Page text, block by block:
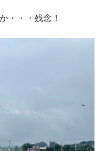
・・・残念！